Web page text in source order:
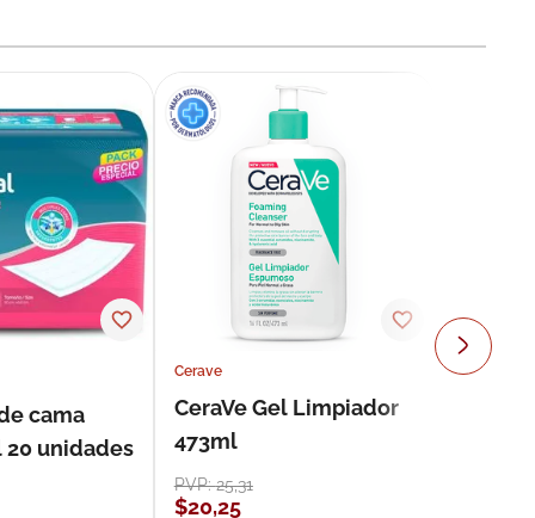
cama
unidades
Cerave
CeraVe Gel Limpiador
473ml
PVP:25,31
$20,25